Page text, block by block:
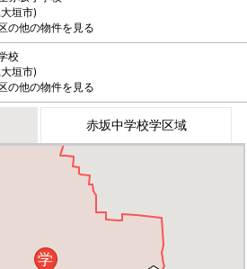
垣市)
の他の物件を見る
校
垣市)
の他の物件を見る
赤坂中学校学区域
学